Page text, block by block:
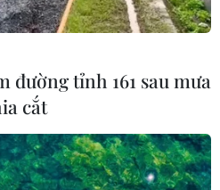
vì sức hút
đường tỉnh 161 sau mưa
cắt